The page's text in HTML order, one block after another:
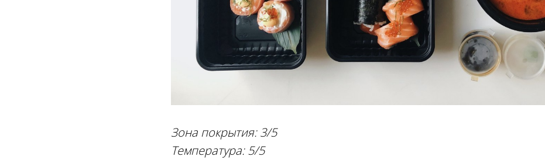
Зона покрытия: 3/5
Температура: 5/5